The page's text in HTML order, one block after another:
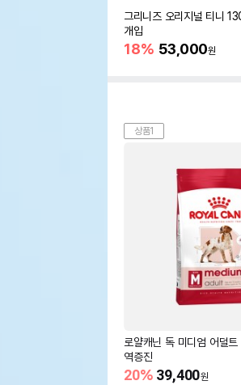
그리니즈 오리지널 티니
개입
18% 53,000원
상품1
로얄캐닌 독 미디엄 어덜
역증진
39,400원
20%